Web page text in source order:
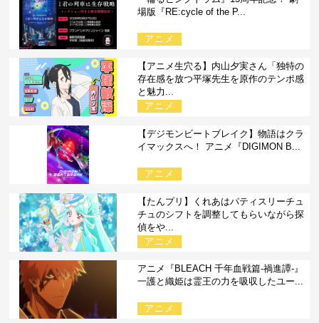
場版『RE:cycle of the P...
アニメ
【アニメ生穴る】内山夕実さん「独特の
存在感を放つ平塚先生を原作のテンポ感
と魅力...
アニメ
【デジモンビートブレイク】物語はクラ
イマックスへ！ アニメ『DIGIMON B...
アニメ
【たんプリ】くれあはパティスリーチュ
チュのシフトを調整してもらいながら探
偵をや...
アニメ
アニメ『BLEACH 千年血戦篇-禍進譚-』
一護と織姫は霊王の力を吸収したユー...
アニメ